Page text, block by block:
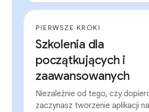
PIERWSZE KROKI
Szkolenia dla
początkujących i
zaawansowanych
Niezależnie od tego, czy
zaczynasz tworzenie aplikacji